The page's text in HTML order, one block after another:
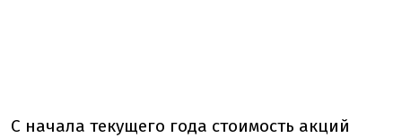
С начала текущего года стоимость акций